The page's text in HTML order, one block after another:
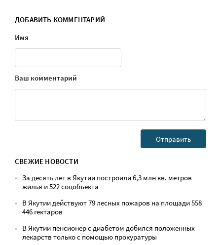
ДОБАВИТЬ КОММЕНТАРИЙ
Имя
Ваш комментарий
СВЕЖИЕ НОВОСТИ
За десять лет в Якутии построили 6,3 млн кв. метров
жилья и 522 соцобъекта
В Якутии действуют 79 лесных пожаров на площади 558
446 гектаров
В Якутии пенсионер с диабетом добился положенных
лекарств только с помощью прокуратуры